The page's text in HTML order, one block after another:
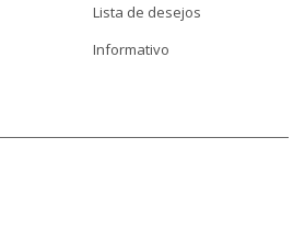
Lista de desejos
Informativo